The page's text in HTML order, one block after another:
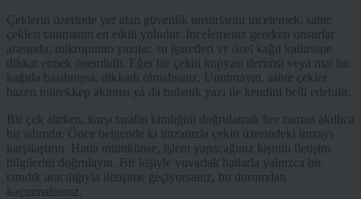
Çeklerin üzerinde yer alan güvenlik unsurlarını incelemek, sahte
çekleri tanımanın en etkili yoludur. İncelemeniz gereken unsurlar
arasında; mikropunto yazılar, su işaretleri ve özel kağıt kalitesine
dikkat etmek önemlidir. Eğer bir çekin kopyası derimsi veya mat bir
kağıda basılmışsa, dikkatli olmalısınız. Unutmayın, sahte çekler
bazen mürekkep akıntısı ya da bulanık yazı ile kendini belli edebilir.
Bir çek alırken, karşı tarafın kimliğini doğrulamak her zaman akıllıca
bir adımdır. Önce belgende ki imzanızla çekin üzerindeki imzayı
karşılaştırın. Hatta mümkünse, işlem yapacağınız kişinin iletişim
bilgilerini doğrulayın. Bir kişiyle yuvarlak hatlarla yalnızca bir
tanıdık aracılığıyla iletişime geçiyorsanız, bu durumdan
kaçınmalısınız.